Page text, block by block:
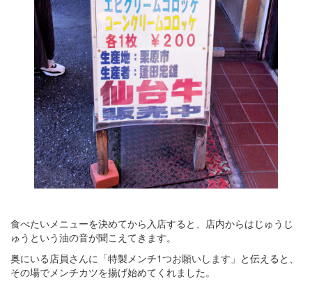
食べたいメニューを決めてから入店すると、店内からはじゅうじ
ゅうという油の音が聞こえてきます。
奥にいる店員さんに「特製メンチ1つお願いします」と伝えると、
その場でメンチカツを揚げ始めてくれました。